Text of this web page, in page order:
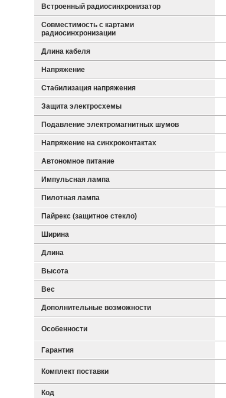
Встроенный радиосинхронизатор
Совместимость с картами
радиосинхронизации
Длина кабеля
Напряжение
Стабилизация напряжения
Защита электросхемы
Подавление электромагнитных шумов
Напряжение на синхроконтактах
Автономное питание
Импульсная лампа
Пилотная лампа
Пайрекс (защитное стекло)
Ширина
Длина
Высота
Вес
Дополнительные возможности
Особенности
Гарантия
Комплект поставки
Код